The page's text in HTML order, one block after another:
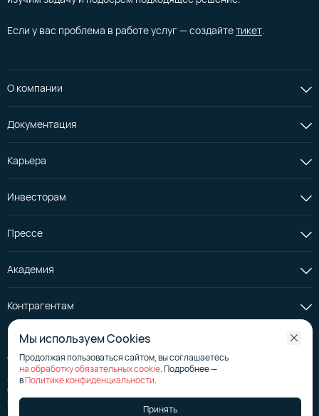
Если у вас проблема в работе услуг — создайтетикет
О компании
Документация
Карьера
Инвесторам
Прессе
Академия
Контрагентам
© АО «Селектел», 2008—2026
Лицензия на телематические услуги
№ 176267
Страница эмитента на сайте аккредитованного агентства
Политика в отношении обработки персональных данных
Мы используем Cookies
Продолжая пользоваться сайтом, вы соглашаетесь
на обработку обязательных cookie. Подробнее —
вПолитике конфиденциальности.
Принять